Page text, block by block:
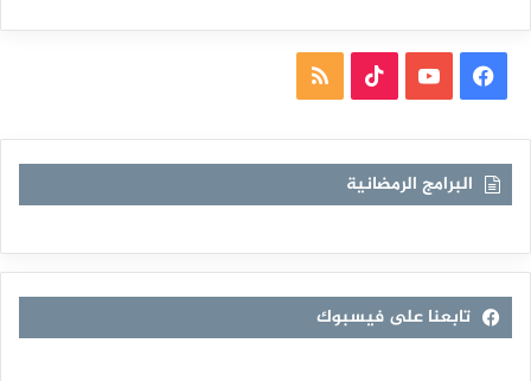
فيسبوكيوتيوب TikTokملخص
RSS
البرامج الرمضانية
تابعنا على فيسبوك